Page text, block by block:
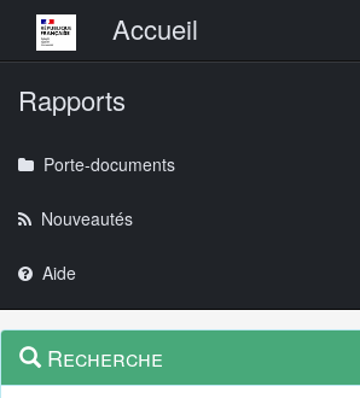
Menu principalAccueil
Rapports
Porte-documents
Nouveautés
Aide
Navigation
outils
Menu
contextuel
Recherche